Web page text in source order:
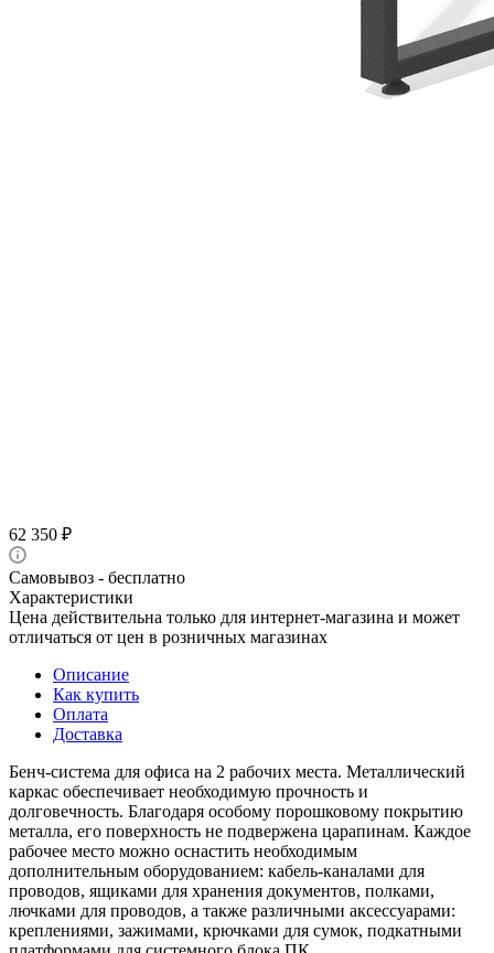
62 350 ₽
Самовывоз - бесплатно
Характеристики
Цена действительна только для интернет-магазина и может
отличаться от цен в розничных магазинах
Описание
Как купить
Оплата
Доставка
Бенч-система для офиса на 2 рабочих места. Металлический
каркас обеспечивает необходимую прочность и
долговечность. Благодаря особому порошковому покрытию
металла, его поверхность не подвержена царапинам. Каждое
рабочее место можно оснастить необходимым
дополнительным оборудованием: кабель-каналами для
проводов, ящиками для хранения документов, полками,
лючками для проводов, а также различными аксессуарами:
креплениями, зажимами, крючками для сумок, подкатными